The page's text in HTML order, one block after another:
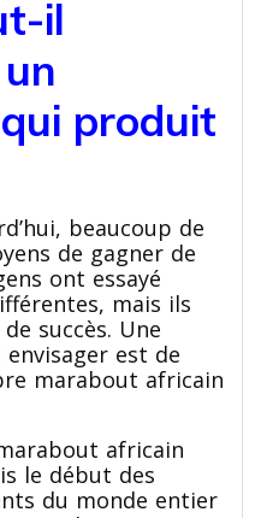
il
produit
beaucoup de
de gagner de
ont essayé
mais ils
succès. Une
envisager est de
marabout africain
africain
le début des
du monde entier